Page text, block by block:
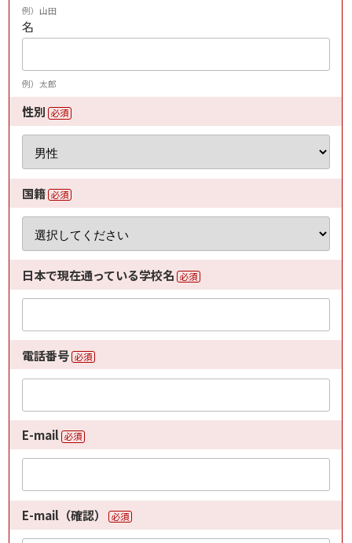
例）山田
名
例）太郎
性別 必須
国籍 必須
日本で現在通っている学校名 必須
電話番号 必須
E-mail 必須
E-mail（確認） 必須